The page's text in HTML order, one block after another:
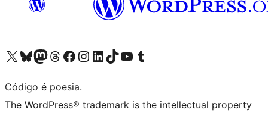
Acessar nossa conta do X (antigo Twitter)
Acessar nossa conta do Bluesky
Acessar nossa conta do Mastodon
Acessar nossa conta do Threads
Acessar nossa página do Facebook
Acessar nossa conta do Instagram
Acessar nossa conta do LinkedIn
Acessar nossa conta do TikTok
Acessar nosso canal do YouTube
Acessar nossa conta no Tumblr
Código é poesia.
The WordPress® trademark is the intellectual property